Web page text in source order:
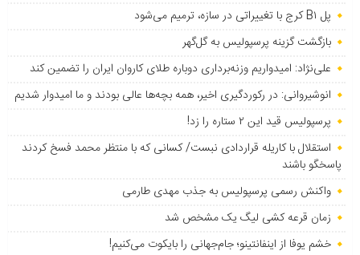
پل B۱ کرج با تغییراتی در سازه، ترمیم می‌شود
بازگشت گزینه پرسپولیس به ‌گل‌گهر
علی‌نژاد: امیدواریم وزنه‌برداری دوباره طلای کاروان ایران را تضمین کند
انوشیروانی: در رکوردگیری اخیر، همه بچه‌ها عالی بودند و ما امیدوار شدیم
پرسپولیس قید این ۲ ستاره را زد!
استقلال با کاریله قراردادی نبست/ کسانی که با منتظر محمد فسخ کردند
پاسخگو باشند
واکنش رسمی پرسپولیس به جذب مهدی طارمی
زمان قرعه کشی لیگ یک مشخص شد
خشم یوفا از اینفانتینو؛ جام‌جهانی را بایکوت می‌کنیم!